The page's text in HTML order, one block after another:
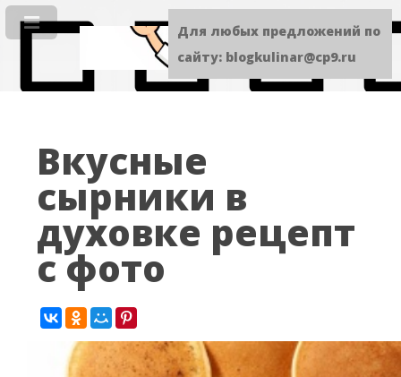
Вкусные
сырники в
духовке рецепт
с фото
Для любых предложений по
сайту: blogkulinar@cp9.ru